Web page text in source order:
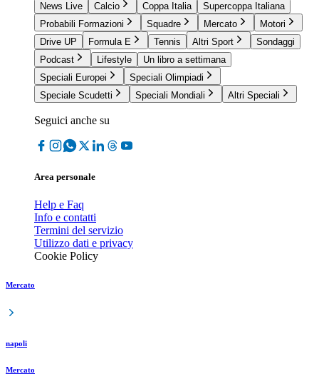
News Live
Calcio Coppa Italia
Supercoppa Italiana
Probabili Formazioni
Squadre Mercato
Motori
Drive UP
Formula E Tennis Altri Sport
Sondaggi
Podcast
Lifestyle
Un libro a settimana
Speciali Europei
Speciali Olimpiadi
Speciale Scudetti
Speciali Mondiali Altri Speciali
Seguici anche su
Area personale
Help e Faq
Info e contatti
Termini del servizio
Utilizzo dati e privacy
Cookie Policy
Mercato
napoli
Mercato